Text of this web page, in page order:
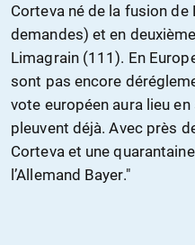
Corteva né de la fusion
demandes) et en
Limagrain (111). En
sont pas encore
vote européen aura lieu
pleuvent déjà. Avec près
Corteva et une
l’Allemand Bayer."